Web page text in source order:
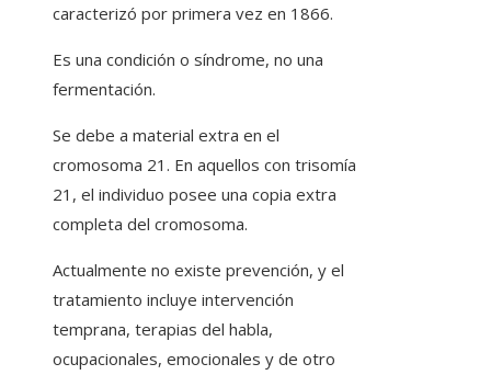
caracterizó por primera vez en 1866.
Es una condición o síndrome, no una
fermentación.
Se debe a material extra en el
cromosoma 21. En aquellos con trisomía
21, el individuo posee una copia extra
completa del cromosoma.
Actualmente no existe prevención, y el
tratamiento incluye intervención
temprana, terapias del habla,
ocupacionales, emocionales y de otro